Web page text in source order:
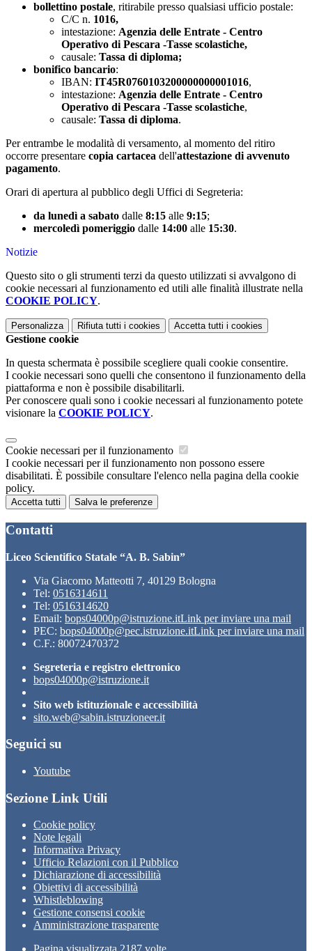
bollettino postale, ritirabile presso qualsiasi ufficio postale:
C/C n. 1016,
intestazione: Agenzia delle Entrate - Centro
Operativo di Pescara -Tasse scolastiche,
causale: Tassa di diploma;
bonifico bancario:
IBAN: IT45R0760103200000000001016,
intestazione: Agenzia delle Entrate - Centro
Operativo di Pescara -Tasse scolastiche,
causale: Tassa di diploma.
Per entrambe le modalità di versamento, al momento del ritiro
occorre presentare copia cartacea dell'attestazione di avvenuto
pagamento.
Orari di apertura al pubblico degli Uffici di Segreteria:
da lunedì a sabato dalle 8:15 alle 9:15;
mercoledì pomeriggio dalle 14:00 alle 15:30.
Notizie
Questo sito o gli strumenti terzi da questo utilizzati si avvalgono di
cookie necessari al funzionamento ed utili alle finalità illustrate nella
COOKIE POLICY.
Personalizza Rifiuta tutti i cookies Accetta tutti i cookies
Gestione cookie
In questa schermata è possibile scegliere quali cookie consentire.
I cookie necessari sono quelli che consentono il funzionamento della
piattaforma e non è possibile disabilitarli.
Per conoscere quali sono i cookie necessari al funzionamento potete
visionare la COOKIE POLICY.
Cookie necessari per il funzionamento
I cookie necessari per il funzionamento non possono essere
disabilitati. È possibile consultare l'elenco nella pagina della cookie
policy.
Accetta tutti Salva le preferenze
Contatti
Liceo Scientifico Statale “A. B. Sabin”
Via Giacomo Matteotti 7, 40129 Bologna
Tel: 0516314611
Tel: 0516314620
Email: bops04000p@istruzione.itLink per inviare una mail
PEC: bops04000p@pec.istruzione.itLink per inviare una mail
C.F.: 80072470372
Segreteria e registro elettronico
bops04000p@istruzione.it
Sito web istituzionale e accessibilità
sito.web@sabin.istruzioneer.it
Seguici su
Youtube
Sezione Link Utili
Cookie policy
Note legali
Informativa Privacy
Ufficio Relazioni con il Pubblico
Dichiarazione di accessibilità
Obiettivi di accessibilità
Whistleblowing
Gestione consensi cookie
Amministrazione trasparente